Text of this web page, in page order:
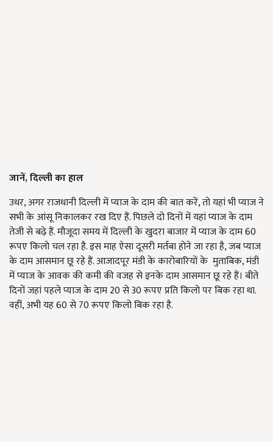
जानें,दिल्ली का हाल
उधर, अगर राजधानी दिल्ली में प्याज के दाम की बात करें, तो यहां भी प्याज ने
सभी के आंसू निकालकर रख दिए हैं. पिछले दो दिनों में यहां प्याज के दाम
तेजी से बढ़े हैं. मौजूदा समय में दिल्ली के खुदरा बाजार में प्याज के दाम 60
रूपए किलो चल रहा है. इस माह ऐसा दूसरी मर्तबा होने जा रहा है, जब प्याज
के दाम आसमान छू रहे हैं. आजादपूर मंडी के कारोबारियों के मुताबिक, मंडी
में प्याज के आवक की कमी की वजह से इनके दाम आसमान छू रहे हैं। बीते
दिनों जहां पहले प्याज के दाम 20 से 30 रूपए प्रति किलो पर बिक रहा था.
वहीं, अभी यह 60 से 70 रूपए किलो बिक रहा है.